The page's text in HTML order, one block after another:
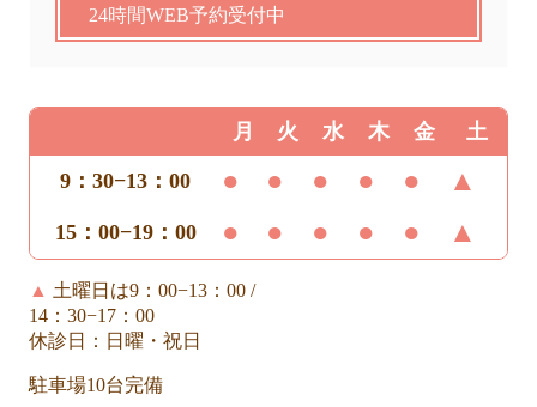
24時間WEB予約受付中
月 火 水 木 金 土
9：30−13：00 ● ● ● ● ● ▲
15：00−19：00 ● ● ● ● ● ▲
▲ 土曜日は9：00−13：00 /
14：30−17：00
休診日：日曜・祝日
駐車場10台完備